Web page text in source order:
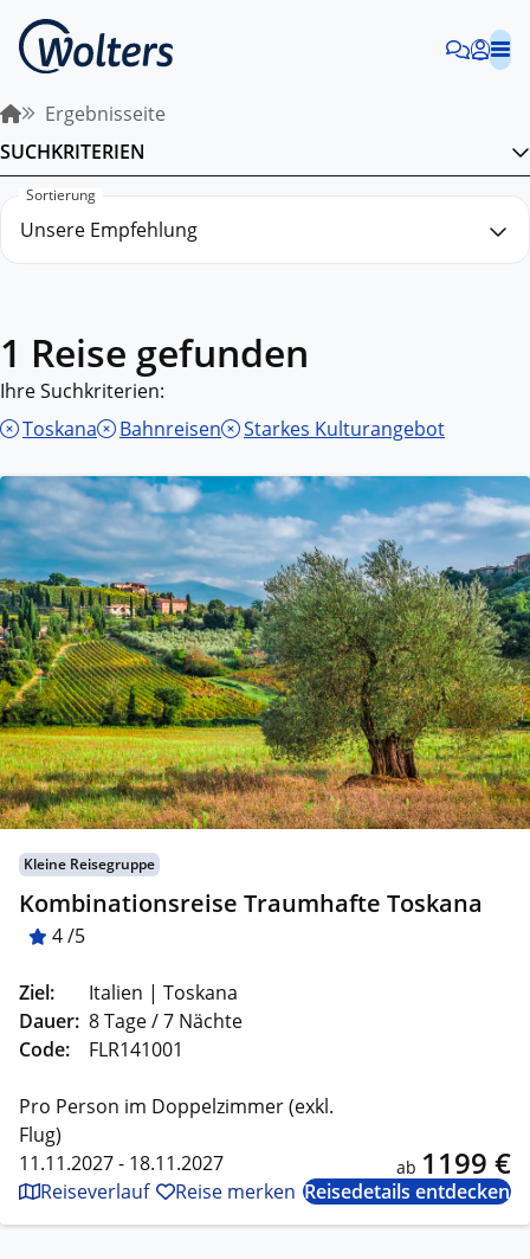
Ergebnisseite
SUCHKRITERIEN
Sortierung
1 Reise gefunden
Ihre Suchkriterien:
Toskana
Bahnreisen Starkes Kulturangebot
Kleine Reisegruppe
Kombinationsreise Traumhafte Toskana
4 /5
Ziel:
Italien | Toskana
Dauer: 8 Tage / 7 Nächte
Code:
FLR141001
Pro Person im Doppelzimmer (exkl.
Flug)
11.11.2027 - 18.11.2027
ab 1199 €
Reiseverlauf Reise merken Reisedetails entdecken